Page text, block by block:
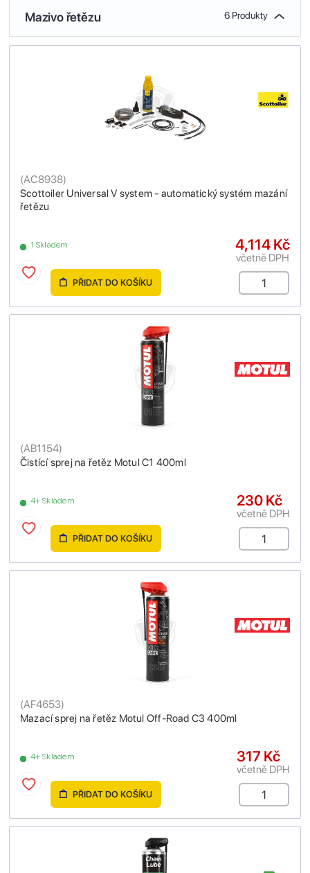
Mazivo řetězu 6 Produkty
Scottoiler Universal V system - automatický systém mazání
řetězu
(AC8938)
1 Skladem 4,114 Kč
včetně DPH
PŘIDAT DO KOŠÍKU
Čistící sprej na řetěz Motul C1 400ml
(AB1154)
4+ Skladem 230 Kč
včetně DPH
PŘIDAT DO KOŠÍKU
Mazací sprej na řetěz Motul Off-Road C3 400ml
(AF4653)
4+ Skladem 317 Kč
včetně DPH
PŘIDAT DO KOŠÍKU